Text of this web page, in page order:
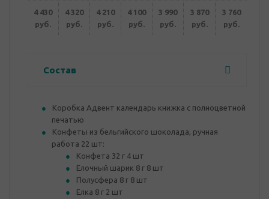
4 430
руб.
4 320
руб.
4 210
руб.
4 100
руб.
3 990
руб.
3 870
руб.
3 760
руб.
Состав
Коробка Адвент календарь книжка с полноцветной
печатью
Конфеты из бельгийского шоколада, ручная
работа 22 шт:
Конфета 32 г 4 шт
Елочный шарик 8 г 8 шт
Полусфера 8 г 8 шт
Елка 8 г 2 шт